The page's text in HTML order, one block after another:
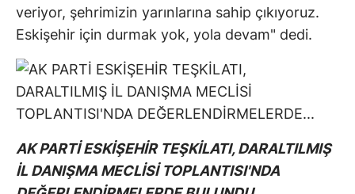
veriyor, şehrimizin yarınlarına sahip çıkıyoruz.
Eskişehir için durmak yok, yola devam" dedi.
AK PARTİ ESKİŞEHİR TEŞKİLATI, DARALTILMIŞ
İL DANIŞMA MECLİSİ TOPLANTISI'NDA